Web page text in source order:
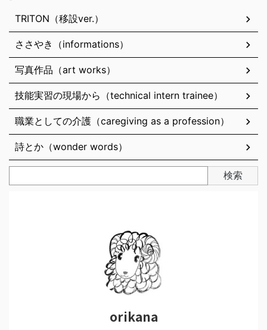
TRITON（移設ver.）
ささやき（informations）
写真作品（art works）
技能実習の現場から（technical intern trainee）
職業としての介護（caregiving as a profession）
詩とか（wonder words）
検索
orikana